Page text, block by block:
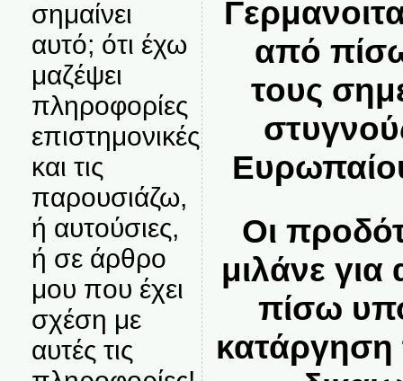
σημαίνει
αυτό; ότι έχω
μαζέψει
πληροφορίες
επιστημονικές
και τις
παρουσιάζω,
ή αυτούσιες,
ή σε άρθρο
μου που έχει
σχέση με
αυτές τις
από
τους
Οι
μιλάνε
πίσω